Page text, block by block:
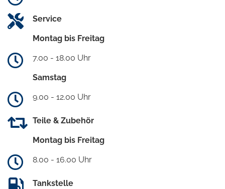
Service
Montag bis Freitag
7.00 - 18.00 Uhr
Samstag
9.00 - 12.00 Uhr
Teile & Zubehör
Montag bis Freitag
8.00 - 16.00 Uhr
Tankstelle